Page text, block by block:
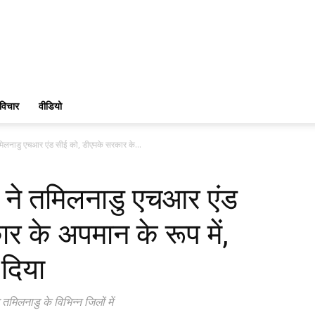
विचार वीडियो
एचआर एंड सीई को, डीएमके सरकार के...
ने तमिलनाडु एचआर एंड
के अपमान के रूप में,
तमिलनाडु के विभिन्न जिलों में